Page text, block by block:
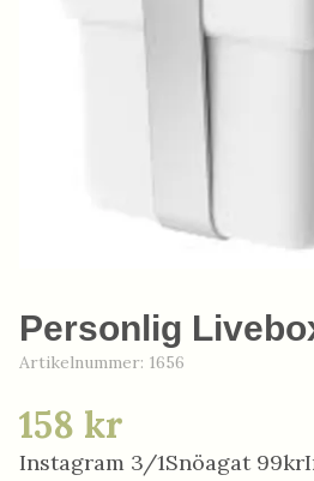
Personlig
Artikelnummer: 1656
158 kr
Instagram 3/1Snöagat